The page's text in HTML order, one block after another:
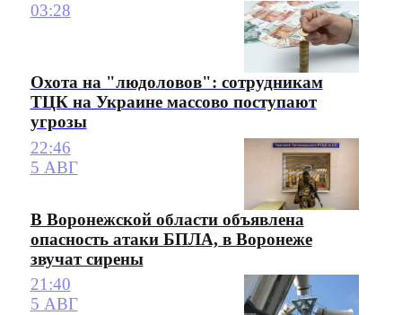
03:28
Охота на "людоловов": сотрудникам
ТЦК на Украине массово поступают
угрозы
22:46
5 АВГ
В Воронежской области объявлена
опасность атаки БПЛА, в Воронеже
звучат сирены
21:40
5 АВГ